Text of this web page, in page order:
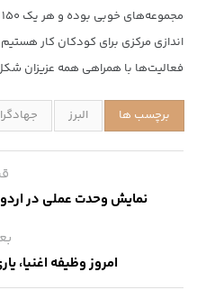
اندازی مرکزی برای کودکان کار هستیم
فعالیت‌ها با همراهی همه عزیزان
برچسب ها البرز
نمایش وحدت عملی در
امروز وظیفه اغنیا،